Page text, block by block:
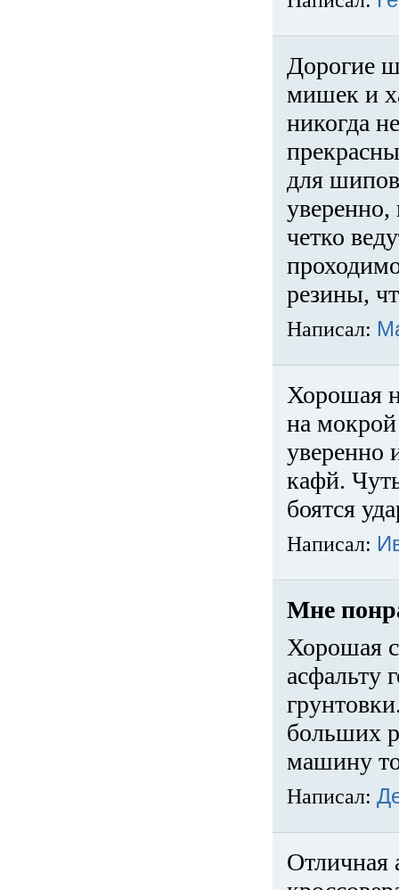
Дорогие
мишек и
никогда
для
четко
резины,
Написал:
Хорошая
на
уверенно
кафй.
боятся
Написал:
Мне
Хорошая
асфальту
больших
машину
Написал:
Отличная